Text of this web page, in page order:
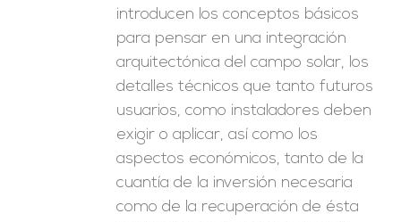
introducen los conceptos básicos
para pensar en una integración
arquitectónica del campo solar, los
detalles técnicos que tanto futuros
usuarios, como instaladores deben
exigir o aplicar, así como los
aspectos económicos, tanto de la
cuantía de la inversión necesaria
como de la recuperación de ésta